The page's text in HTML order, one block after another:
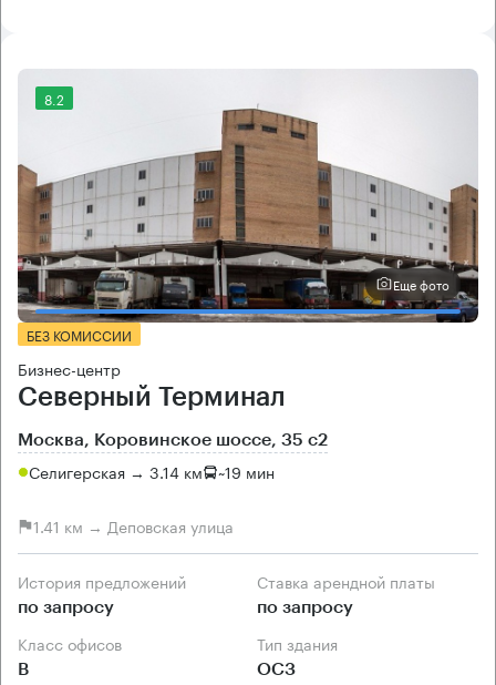
8.2
Еще фото
БЕЗ КОМИССИИ
Бизнес-центр
Северный Терминал
Москва, Коровинское шоссе, 35 с2
Селигерская → 3.14 км ~19 мин
1.41 км → Деповская улица
История предложений
по запросу
Ставка арендной платы
по запросу
Класс офисов
B
Тип здания
ОСЗ